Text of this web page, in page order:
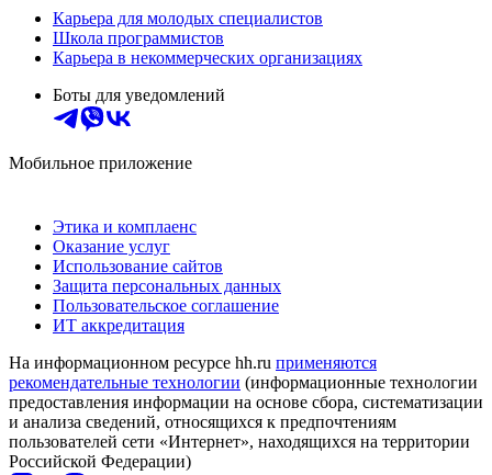
Карьера для молодых специалистов
Школа программистов
Карьера в некоммерческих организациях
Боты для уведомлений
Мобильное приложение
Этика и комплаенс
Оказание услуг
Использование сайтов
Защита персональных данных
Пользовательское соглашение
ИТ аккредитация
На информационном ресурсе hh.ru применяются
рекомендательные технологии (информационные технологии
предоставления информации на основе сбора, систематизации
и анализа сведений, относящихся к предпочтениям
пользователей сети «Интернет», находящихся на территории
Российской Федерации)